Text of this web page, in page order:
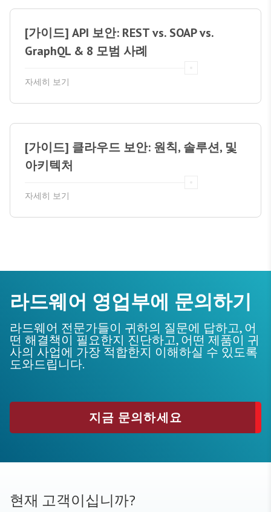
[가이드] API 보안: REST vs. SOAP vs.
GraphQL & 8 모범 사례
자세히 보기
[가이드] 클라우드 보안: 원칙, 솔루션, 및
아키텍처
자세히 보기
라드웨어 영업부에 문의하기
라드웨어 전문가들이 귀하의 질문에 답하고, 어
떤 해결책이 필요한지 진단하고, 어떤 제품이 귀
사의 사업에 가장 적합한지 이해하실 수 있도록
도와드립니다.
지금 문의하세요
현재 고객이십니까?